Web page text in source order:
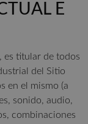
E
es titular de todos
del Sitio
en el mismo (a
sonido, audio,
combinaciones